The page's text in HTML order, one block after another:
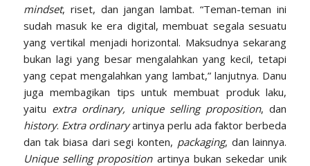
mindset, riset, dan jangan lambat. “Teman-teman ini
sudah masuk ke era digital, membuat segala sesuatu
yang vertikal menjadi horizontal. Maksudnya sekarang
bukan lagi yang besar mengalahkan yang kecil, tetapi
yang cepat mengalahkan yang lambat,” lanjutnya. Danu
juga membagikan tips untuk membuat produk laku,
yaitu extra ordinary, unique selling proposition, dan
history. Extra ordinaryartinya perlu ada faktor berbeda
dan tak biasa dari segi konten, packaging, dan lainnya.
Unique selling proposition artinya bukan sekedar unik